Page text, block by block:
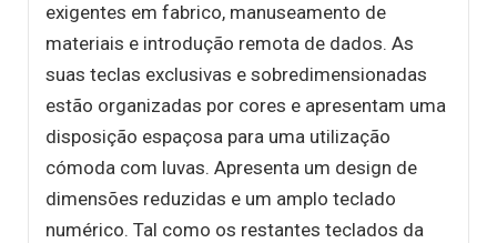
exigentes em fabrico, manuseamento de
materiais e introdução remota de dados. As
suas teclas exclusivas e sobredimensionadas
estão organizadas por cores e apresentam uma
disposição espaçosa para uma utilização
cómoda com luvas. Apresenta um design de
dimensões reduzidas e um amplo teclado
numérico. Tal como os restantes teclados da